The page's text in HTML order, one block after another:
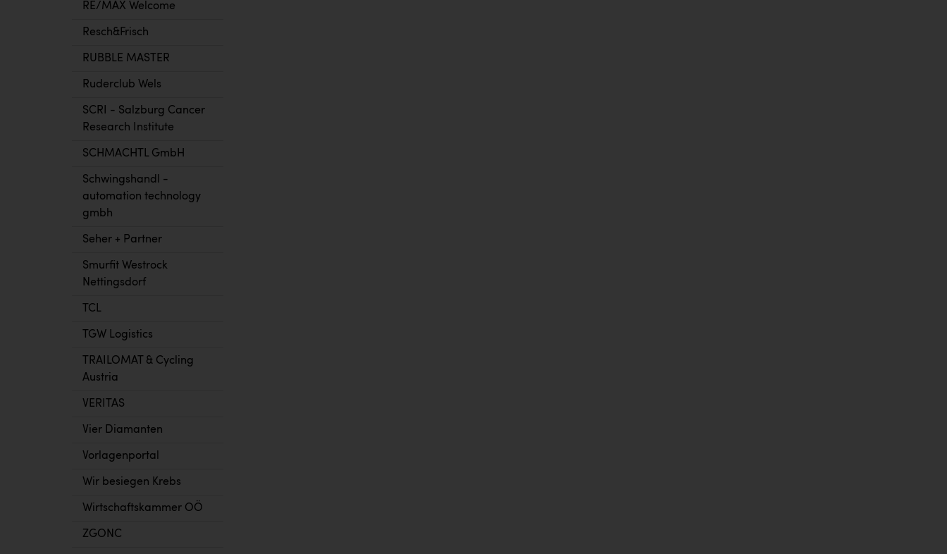
RE/MAX Welcome
Resch&Frisch
RUBBLE MASTER
Ruderclub Wels
SCRI - Salzburg Cancer
Research Institute
SCHMACHTL GmbH
Schwingshandl -
automation technology
gmbh
Seher + Partner
Smurfit Westrock
Nettingsdorf
TCL
TGW Logistics
TRAILOMAT & Cycling
Austria
VERITAS
Vier Diamanten
Vorlagenportal
Wir besiegen Krebs
Wirtschaftskammer OÖ
ZGONC